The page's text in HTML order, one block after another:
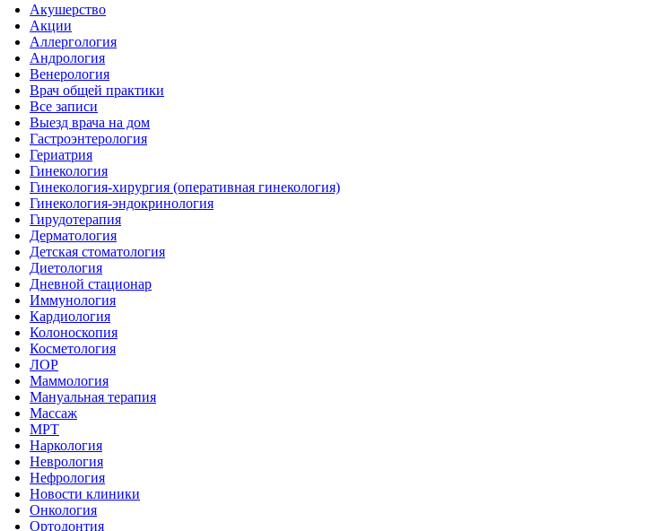
Акушерство
Акции
Аллергология
Андрология
Венерология
Врач общей практики
Все записи
Выезд врача на дом
Гастроэнтерология
Гериатрия
Гинекология
Гинекология-хирургия (оперативная гинекология)
Гинекология-эндокринология
Гирудотерапия
Дерматология
Детская стоматология
Диетология
Дневной стационар
Иммунология
Кардиология
Колоноскопия
Косметология
ЛОР
Маммология
Мануальная терапия
Массаж
МРТ
Наркология
Неврология
Нефрология
Новости клиники
Онкология
Ортодонтия